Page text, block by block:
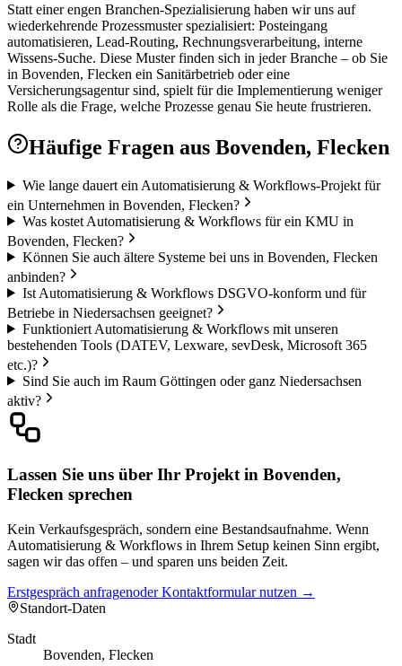
Statt einer engen Branchen-Spezialisierung haben wir uns auf
wiederkehrende Prozessmuster spezialisiert: Posteingang
automatisieren, Lead-Routing, Rechnungsverarbeitung, interne
Wissens-Suche. Diese Muster finden sich in jeder Branche – ob Sie
in Bovenden, Flecken ein Sanitärbetrieb oder eine
Versicherungsagentur sind, spielt für die Implementierung weniger
Rolle als die Frage, welche Prozesse genau Sie heute frustrieren.
Häufige Fragen aus Bovenden, Flecken
Wie lange dauert ein Automatisierung & Workflows-Projekt für
ein Unternehmen in Bovenden, Flecken?
Was kostet Automatisierung & Workflows für ein KMU in
Bovenden, Flecken?
Können Sie auch ältere Systeme bei uns in Bovenden, Flecken
anbinden?
Ist Automatisierung & Workflows DSGVO-konform und für
Betriebe in Niedersachsen geeignet?
Funktioniert Automatisierung & Workflows mit unseren
bestehenden Tools (DATEV, Lexware, sevDesk, Microsoft 365
etc.)?
Sind Sie auch im Raum Göttingen oder ganz Niedersachsen
aktiv?
Lassen Sie uns über Ihr Projekt in Bovenden,
Flecken sprechen
Kein Verkaufsgespräch, sondern eine Bestandsaufnahme. Wenn
Automatisierung & Workflows in Ihrem Setup keinen Sinn ergibt,
sagen wir das offen – und sparen uns beiden Zeit.
Erstgespräch anfragenoder Kontaktformular nutzen →
Standort-Daten
Stadt
Bovenden, Flecken